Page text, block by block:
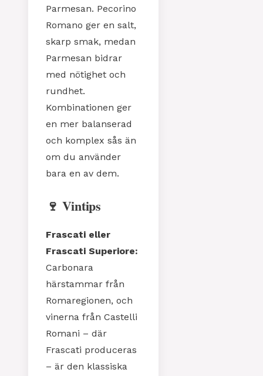
Parmesan. Pecorino
Romano ger en salt,
skarp smak, medan
Parmesan bidrar
med nötighet och
rundhet.
Kombinationen ger
en mer balanserad
och komplex sås än
om du använder
bara en av dem.
🍷 Vintips
Frascati eller
Frascati Superiore:
Carbonara
härstammar från
Romaregionen, och
vinerna från Castelli
Romani – där
Frascati produceras
– är den klassiska